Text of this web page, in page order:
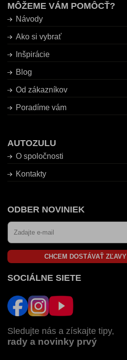
MÔŽEME VÁM POMÔCŤ?
Návody
Ako si vybrať
Inšpirácie
Blog
Od zákazníkov
Poradíme vám
AUTOZULU
O spoločnosti
Kontakty
ODBER NOVINIEK
CHCEM DOSTÁVAŤ ZĽAVY
SOCIÁLNE SIETE
Sledujte nás a získajte tipy,
rady a novinky prvý